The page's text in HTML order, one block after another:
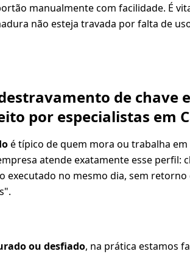
manualmente com facilidade. É
não esteja travada por falta de
de chave
por especialistas em
é típico de quem mora ou trabalha
atende exatamente esse perfil:
no mesmo dia, sem retorno
ou desfiado, na prática estamos